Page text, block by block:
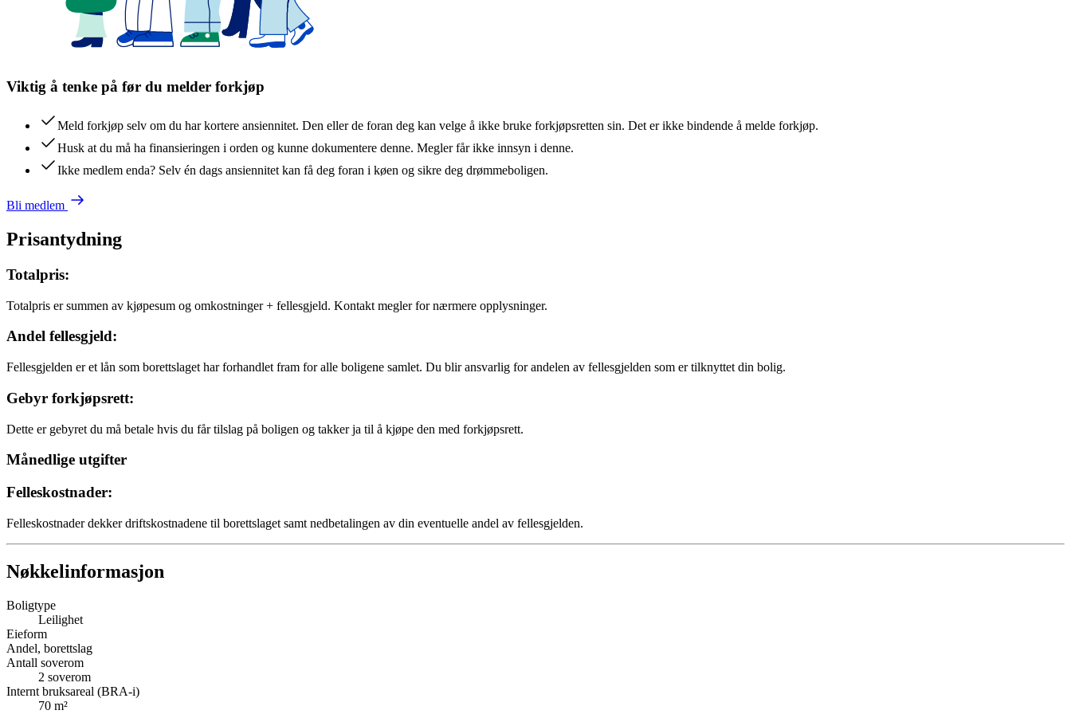
Viktig å tenke på før du melder forkjøp
Meld forkjøp selv om du har kortere ansiennitet. Den eller de foran deg kan velge å ikke bruke forkjøpsretten sin. Det er ikke bindende å melde forkjøp.
Husk at du må ha finansieringen i orden og kunne dokumentere denne. Megler får ikke innsyn i denne.
Ikke medlem enda? Selv én dags ansiennitet kan få deg foran i køen og sikre deg drømmeboligen.
Bli medlem
Prisantydning
Totalpris:
Totalpris er summen av kjøpesum og omkostninger + fellesgjeld. Kontakt megler for nærmere opplysninger.
Andel fellesgjeld:
Fellesgjelden er et lån som borettslaget har forhandlet fram for alle boligene samlet. Du blir ansvarlig for andelen av fellesgjelden som er tilknyttet din bolig.
Gebyr forkjøpsrett:
Dette er gebyret du må betale hvis du får tilslag på boligen og takker ja til å kjøpe den med forkjøpsrett.
Månedlige utgifter
Felleskostnader:
Felleskostnader dekker driftskostnadene til borettslaget samt nedbetalingen av din eventuelle andel av fellesgjelden.
Nøkkelinformasjon
Boligtype
Leilighet
Eieform
Andel, borettslag
Antall soverom
2 soverom
Internt bruksareal (BRA-i)
70 m²